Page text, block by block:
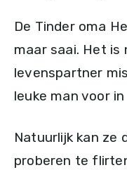
De Tinder oma
maar saai. Het is
levenspartner
leuke man voor
Natuurlijk kan ze
proberen te